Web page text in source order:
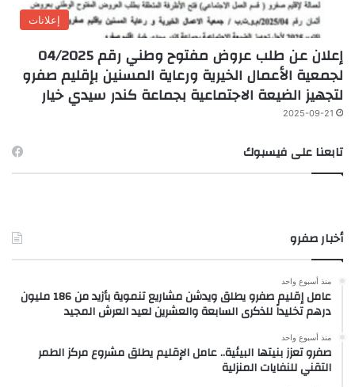
إعلانات
إعلان عن طلب عروض مفتوح وطني رقم 04/2025
لجمعية الأعمال الخيرية ورعاية المسنين بإقليم صفرو
لتجهيز الضيعة الاجتماعية بجماعة كندر سيدي خيار
2025-09-21
تابعنا على فيسبوك
أخبار صفرو
منذ أسبوع واحد
عامل إقليم صفرو يطلق ويدشن مشاريع تنموية بأزيد من 186 مليون
درهم تخليداً للذكرى السابعة والعشرين لعيد العرش المجيد
منذ أسبوع واحد
صفرو تعزز بنيتها البيئية.. عامل الإقليم يطلق مشروع مركز الطمر
التقني للنفايات المنزلية